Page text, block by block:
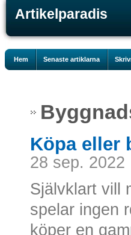
Artikelparadis
Hem Senaste artiklarna
Köpa eller
28 sep. 2022
Självklart vill
spelar ingen
köper en